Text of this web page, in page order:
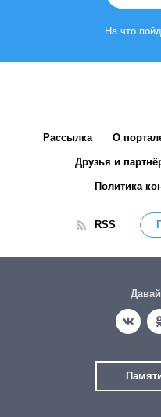
На что
Рассылка О
Друзья и
Политика
RSS